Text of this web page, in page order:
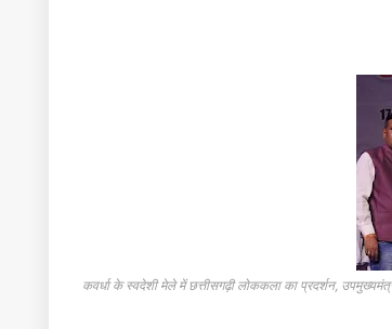
कवर्धा के स्वदेशी मेले में छत्तीसगढ़ी लोककला का प्रदर्शन,